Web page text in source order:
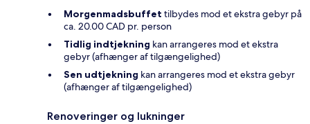
Morgenmadsbuffet tilbydes mod et ekstra gebyr på
ca. 20.00 CAD pr. person
Tidlig indtjekning kan arrangeres mod et ekstra
gebyr (afhænger af tilgængelighed)
Sen udtjekning kan arrangeres mod et ekstra gebyr
(afhænger af tilgængelighed)
Renoveringer og lukninger